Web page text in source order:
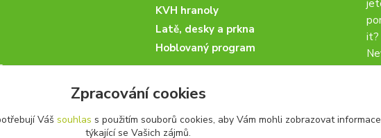
KVH hranoly
Latě, desky a prkna
Hoblovaný program
Zpracování cookies
Váš souhlas s použitím souborů cookies, aby Vám mohli zobrazovat informace
týkající se Vašich zájmů.